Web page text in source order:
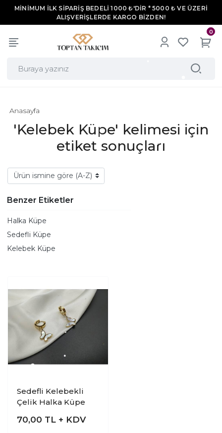
MİNİMUM İLK SİPARİŞ BEDELİ 1000 ₺'DİR * 5000 ₺ VE ÜZERİ
ALIŞVERİŞLERDE KARGO BİZDEN!
0
'Kelebek Küpe' kelimesi için
etiket sonuçları
Anasayfa
Benzer Etiketler
Halka Küpe
Sedefli Küpe
Kelebek Küpe
Sedefli Kelebekli
Çelik Halka Küpe
70,00 TL + KDV